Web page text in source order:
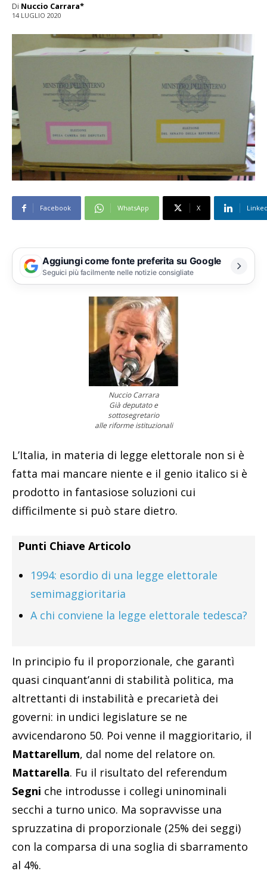
Di Nuccio Carrara*
14 LUGLIO 2020
Facebook WhatsApp X
Aggiungi come fonte preferita su Google
Seguici più facilmente nelle notizie consigliate
Nuccio Carrara
Già deputato e
sottosegretario
alle riforme istituzionali
L’Italia, in materia di legge elettorale non si è
fatta mai mancare niente e il genio italico si è
prodotto in fantasiose soluzioni cui
difficilmente si può stare dietro.
Punti Chiave Articolo
1994: esordio di una legge elettorale
semimaggioritaria
A chi conviene la legge elettorale tedesca?
In principio fu il proporzionale, che garantì
quasi cinquant’anni di stabilità politica, ma
altrettanti di instabilità e precarietà dei
governi: in undici legislature se ne
avvicendarono 50. Poi venne il maggioritario, il
Mattarellum, dal nome del relatore on.
Mattarella. Fu il risultato del referendum
Segni che introdusse i collegi uninominali
secchi a turno unico. Ma sopravvisse una
spruzzatina di proporzionale (25% dei seggi)
con la comparsa di una soglia di sbarramento
al 4%.